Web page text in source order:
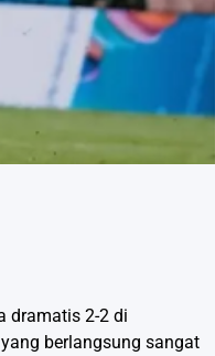
dramatis 2-2 di
berlangsung sangat